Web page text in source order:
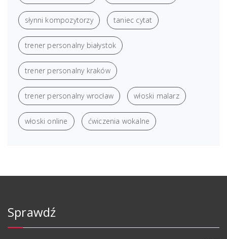
słynni kompozytorzy taniec cytat
trener personalny białystok
trener personalny kraków
trener personalny wrocław włoski malarz
włoski online ćwiczenia wokalne
Sprawdź